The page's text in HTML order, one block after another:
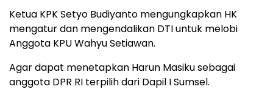
Ketua KPK Setyo Budiyanto mengungkapkan HK
mengatur dan mengendalikan DTI untuk melobi
Anggota KPU Wahyu Setiawan.
Agar dapat menetapkan Harun Masiku sebagai
anggota DPR RI terpilih dari Dapil I Sumsel.